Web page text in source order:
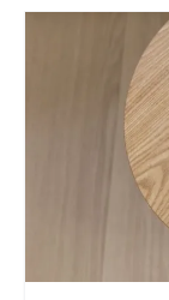
dezynfekcji
wrażliwe na
ciepłym
obniży ich
na skład